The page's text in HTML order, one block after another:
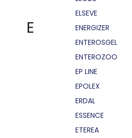
E
ELSEVE
ENERGIZER
ENTEROSGEL
ENTEROZOO
EP LINE
EPOLEX
ERDAL
ESSENCE
ETEREA